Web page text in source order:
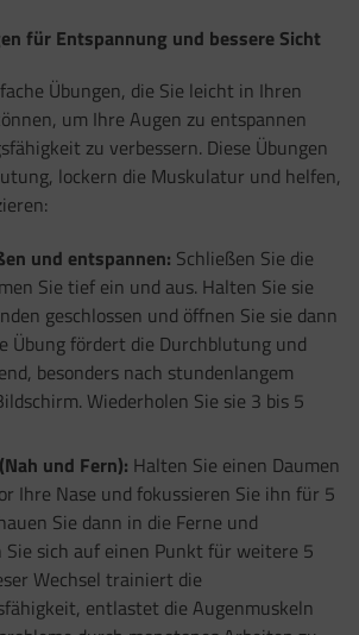
für Entspannung und bessere Sicht
Übungen, die Sie leicht in Ihren
um Ihre Augen zu entspannen
zu verbessern. Diese Übungen
lockern die Muskulatur und helfen,
und entspannen: Schließen Sie die
Sie tief ein und aus. Halten Sie sie
geschlossen und öffnen Sie sie dann
Übung fördert die Durchblutung und
besonders nach stundenlangem
Wiederholen Sie sie 3 bis 5
und Fern): Halten Sie einen Daumen
Ihre Nase und fokussieren Sie ihn für 5
Sie dann in die Ferne und
sich auf einen Punkt für weitere 5
Wechsel trainiert die
entlastet die Augenmuskeln